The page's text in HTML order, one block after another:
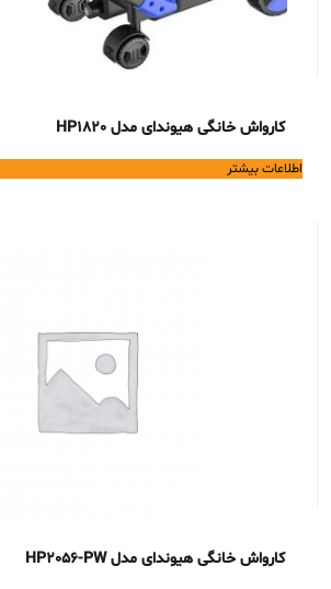
کارواش خانگی هیوندای مدل HP1820
اطلاعات بیشتر
کارواش خانگی هیوندای مدل HP2056-PW